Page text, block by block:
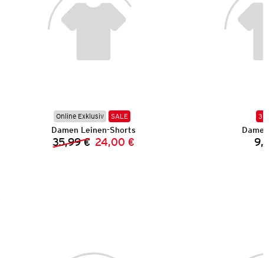
Online Exklusiv SALE
Damen Leinen-Shorts
Vorheriger Preis:
35,99 € Neuer Preis:
24,00 €
3